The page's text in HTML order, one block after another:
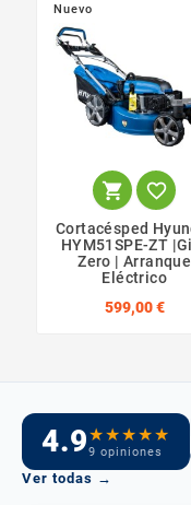
Nuevo
 
Cortacésped
HYM51SPE-ZT
Zero | Arranque
Eléctrico
599,00 €
4.9★★★★★
9 opiniones
Ver todas →